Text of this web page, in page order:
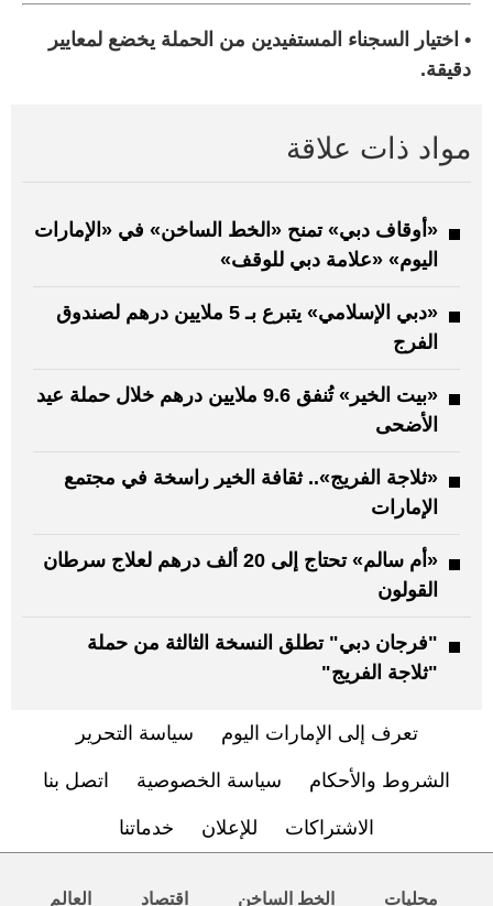
• اختيار السجناء المستفيدين من الحملة يخضع لمعايير
دقيقة.
مواد ذات علاقة
«أوقاف دبي» تمنح «الخط الساخن» في «الإمارات
اليوم» «علامة دبي للوقف»
«دبي الإسلامي» يتبرع بـ 5 ملايين درهم لصندوق
الفرج
«بيت الخير» تُنفق 9.6 ملايين درهم خلال حملة عيد
الأضحى
«ثلاجة الفريج».. ثقافة الخير راسخة في مجتمع
الإمارات
«أم سالم» تحتاج إلى 20 ألف درهم لعلاج سرطان
القولون
"فرجان دبي" تطلق النسخة الثالثة من حملة
"ثلاجة الفريج"
تعرف إلى الإمارات اليوم سياسة التحرير
الشروط والأحكام سياسة الخصوصية اتصل بنا
الاشتراكات للإعلان خدماتنا
محليات الخط الساخن اقتصاد العالم